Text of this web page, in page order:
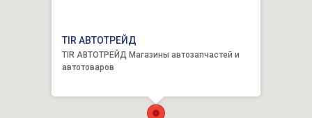
TIR АВТОТРЕЙД
TIR АВТОТРЕЙД Магазины автозапчастей и
автотоваров